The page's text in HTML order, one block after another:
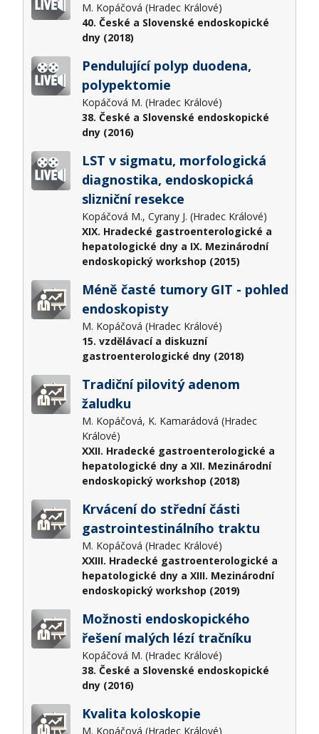
M. Kopáčová (Hradec Králové)
40. České a Slovenské endoskopické
dny (2018)
Pendulující polyp duodena,
polypektomie
Kopáčová M. (Hradec Králové)
38. České a Slovenské endoskopické
dny (2016)
LST v sigmatu, morfologická
diagnostika, endoskopická
slizniční resekce
Kopáčová M., Cyrany J. (Hradec Králové)
XIX. Hradecké gastroenterologické a
hepatologické dny a IX. Mezinárodní
endoskopický workshop (2015)
Méně časté tumory GIT - pohled
endoskopisty
M. Kopáčová (Hradec Králové)
15. vzdělávací a diskuzní
gastroenterologické dny (2018)
Tradiční pilovitý adenom
žaludku
M. Kopáčová, K. Kamarádová (Hradec
Králové)
XXII. Hradecké gastroenterologické a
hepatologické dny a XII. Mezinárodní
endoskopický workshop (2018)
Krvácení do střední části
gastrointestinálního traktu
M. Kopáčová (Hradec Králové)
XXIII. Hradecké gastroenterologické a
hepatologické dny a XIII. Mezinárodní
endoskopický workshop (2019)
Možnosti endoskopického
řešení malých lézí tračníku
Kopáčová M. (Hradec Králové)
38. České a Slovenské endoskopické
dny (2016)
Kvalita koloskopie
M. Kopáčová (Hradec Králové)